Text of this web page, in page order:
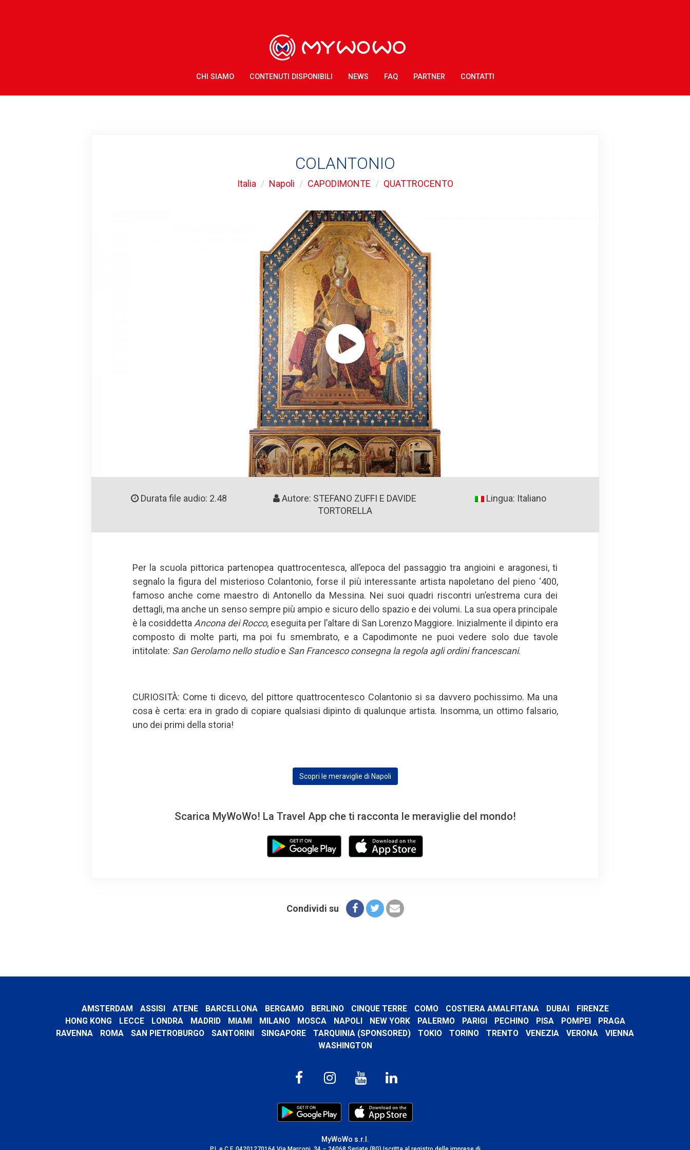
CHI SIAMO CONTENUTI DISPONIBILI NEWS FAQ PARTNER CONTATTI
COLANTONIO
Italia Napoli CAPODIMONTE QUATTROCENTO
Durata file audio: 2.48
Autore: STEFANO ZUFFI E DAVIDE
TORTORELLA
Lingua: Italiano
Per la scuola pittorica partenopea quattrocentesca, all’epoca del passaggio tra angioini e aragonesi, ti
segnalo la figura del misterioso Colantonio, forse il più interessante artista napoletano del pieno ‘400,
famoso anche come maestro di Antonello da Messina. Nei suoi quadri riscontri un’estrema cura dei
dettagli, ma anche un senso sempre più ampio e sicuro dello spazio e dei volumi. La sua opera principale
è la cosiddettaAncona dei Rocco, eseguita per l’altare di San Lorenzo Maggiore. Inizialmente il dipinto era
composto di molte parti, ma poi fu smembrato, e a Capodimonte ne puoi vedere solo due tavole
intitolate: San Gerolamo nello studioe San Francesco consegna la regola agli ordini francescani.
CURIOSITÀ: Come ti dicevo, del pittore quattrocentesco Colantonio si sa davvero pochissimo. Ma una
cosa è certa: era in grado di copiare qualsiasi dipinto di qualunque artista. Insomma, un ottimo falsario,
uno dei primi della storia!
Scopri le meraviglie di Napoli
Scarica MyWoWo! La Travel App che ti racconta le meraviglie del mondo!
Condividi su
AMSTERDAM ASSISI ATENE BARCELLONA BERGAMO BERLINO CINQUE TERRE COMO COSTIERA AMALFITANA DUBAI
FIRENZE
HONG KONG
LECCE LONDRA MADRID MIAMI MILANO MOSCA NAPOLI NEW YORK PALERMO PARIGI PECHINO PISA POMPEI
PRAGA
RAVENNA
ROMA SAN PIETROBURGO SANTORINI SINGAPORE TARQUINIA (SPONSORED) TOKIO TORINO TRENTO VENEZIA VERONA
VIENNA
WASHINGTON
MyWoWo s.r.l.